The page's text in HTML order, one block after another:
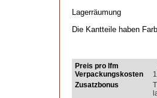
Lagerräumung
Die Kantteile haben
Preis pro lfm
Verpackungskosten
Zusatzbonus